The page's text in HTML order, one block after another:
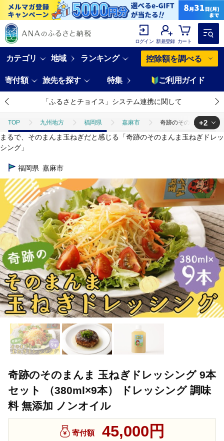
ログイン 新規登録 カート
カテゴリ 地域 ランキング 控除額を調べる
寄付額 旅先を探す 特集 ご利用ガイド
「ふるさとチョイス」システム連携に関して
TOP 九州地方 福岡県 嘉麻市 奇跡のそのまんま 玉
TOP 加工食品 調味料 奇跡のそのまんま 玉ねぎドレッシ
+2
まるで、そのまんま玉ねぎだと感じる「奇跡のそのまんま玉ねぎドレッ
シング」
福岡県 嘉麻市
奇跡のそのまんま 玉ねぎドレッシング 9本
セット （380ml×9本） ドレッシング 調味
料 無添加 ノンオイル
寄付額 45,000円